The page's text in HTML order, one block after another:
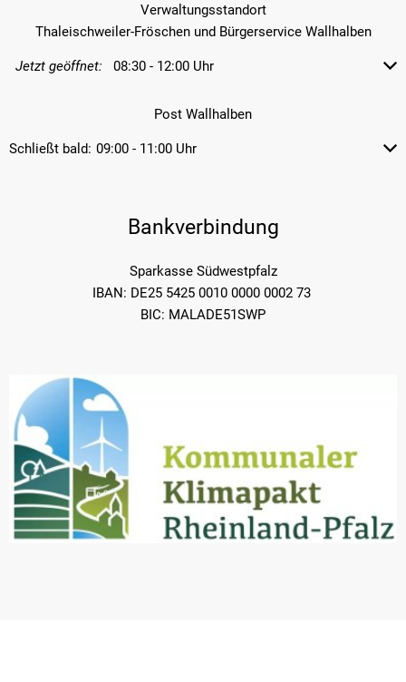
Verwaltungsstandort
Thaleischweiler-Fröschen und Bürgerservice Wallhalben
Klicken, um weitere Öffnungs-
Jetzt geöffnet: 08:30 - 12:00 Uhr
Von 08:30 bis 12:00 Uhr
Post Wallhalben
Klicken, um weitere Öffnungs-
Schließt bald: 09:00 - 11:00 Uhr
Von 09:00 bis 11:00 Uhr
Bankverbindung
Sparkasse Südwestpfalz
IBAN: DE25 5425 0010 0000 0002 73
BIC: MALADE51SWP